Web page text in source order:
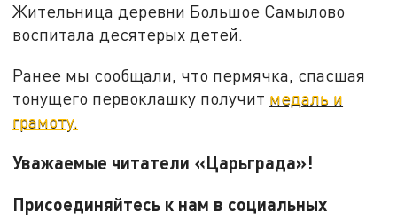
Жительница деревни Большое Самылово
воспитала десятерых детей.
Ранее мы сообщали, что пермячка, спасшая
тонущего первоклашку получит медаль и
грамоту.
Уважаемые читатели «Царьграда»!
Присоединяйтесь к нам в социальных